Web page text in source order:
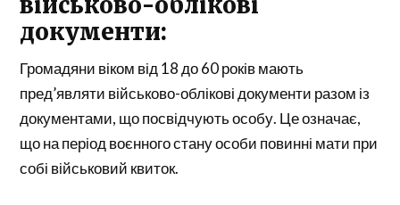
документи:
Громадяни віком від 18 до 60 років мають
пред’являти військово-облікові документи разом із
документами, що посвідчують особу. Це означає,
що на період воєнного стану особи повинні мати при
собі військовий квиток.